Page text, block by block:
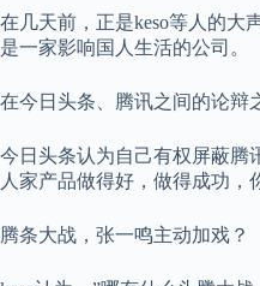
在几天前，正是keso等人的大
是一家影响国人生活的公司。
在今日头条、腾讯之间的论辩
今日头条认为自己有权屏蔽腾
人家产品做得好，做得成功，
腾条大战，张一鸣主动加戏？